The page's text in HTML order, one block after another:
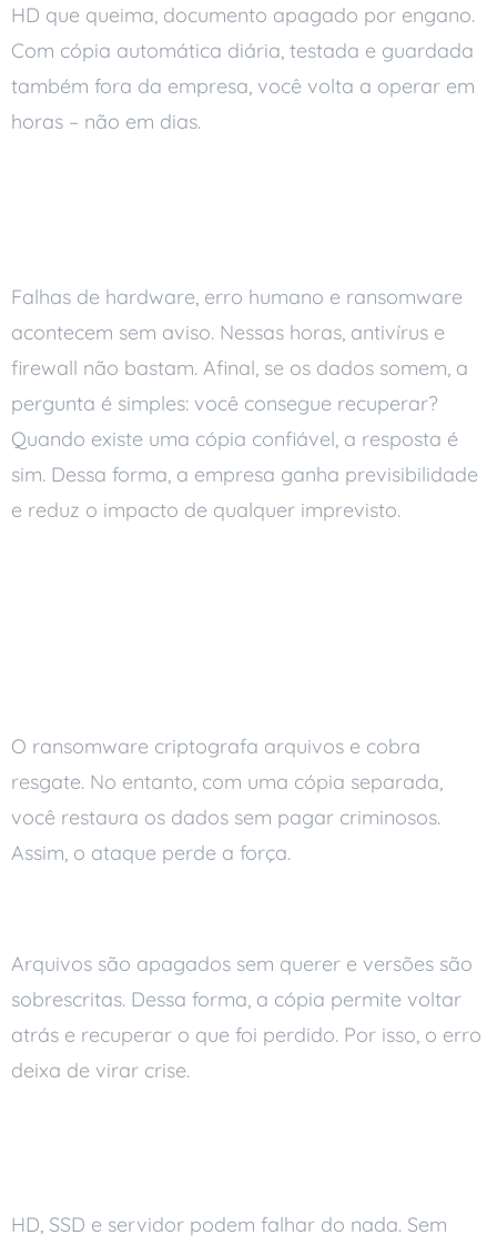
HD que queima, documento apagado por engano.
Com cópia automática diária, testada e guardada
também fora da empresa, você volta a operar em
horas – não em dias.
Falhas de hardware, erro humano e ransomware
acontecem sem aviso. Nessas horas, antivírus e
firewall não bastam. Afinal, se os dados somem, a
pergunta é simples: você consegue recuperar?
Quando existe uma cópia confiável, a resposta é
sim. Dessa forma, a empresa ganha previsibilidade
e reduz o impacto de qualquer imprevisto.
O ransomware criptografa arquivos e cobra
resgate. No entanto, com uma cópia separada,
você restaura os dados sem pagar criminosos.
Assim, o ataque perde a força.
Arquivos são apagados sem querer e versões são
sobrescritas. Dessa forma, a cópia permite voltar
atrás e recuperar o que foi perdido. Por isso, o erro
deixa de virar crise.
HD, SSD e servidor podem falhar do nada. Sem